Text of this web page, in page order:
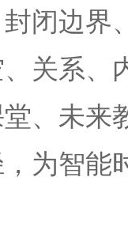
闭边界
关系、
、未来
为智能